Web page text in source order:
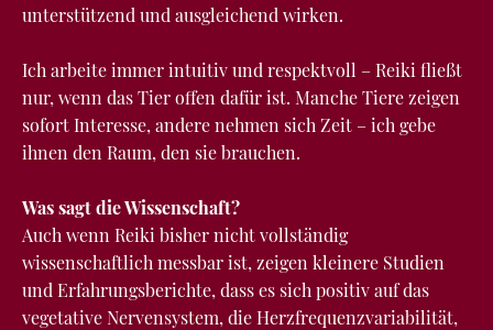
unterstützend und ausgleichend wirken.
Ich arbeite immer intuitiv und respektvoll – Reiki fließt
nur, wenn das Tier offen dafür ist. Manche Tiere zeigen
sofort Interesse, andere nehmen sich Zeit – ich gebe
ihnen den Raum, den sie brauchen.
Was sagt die Wissenschaft?
Auch wenn Reiki bisher nicht vollständig
wissenschaftlich messbar ist, zeigen kleinere Studien
und Erfahrungsberichte, dass es sich positiv auf das
vegetative Nervensystem, die Herzfrequenzvariabilität,